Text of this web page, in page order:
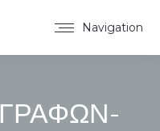
Navigation